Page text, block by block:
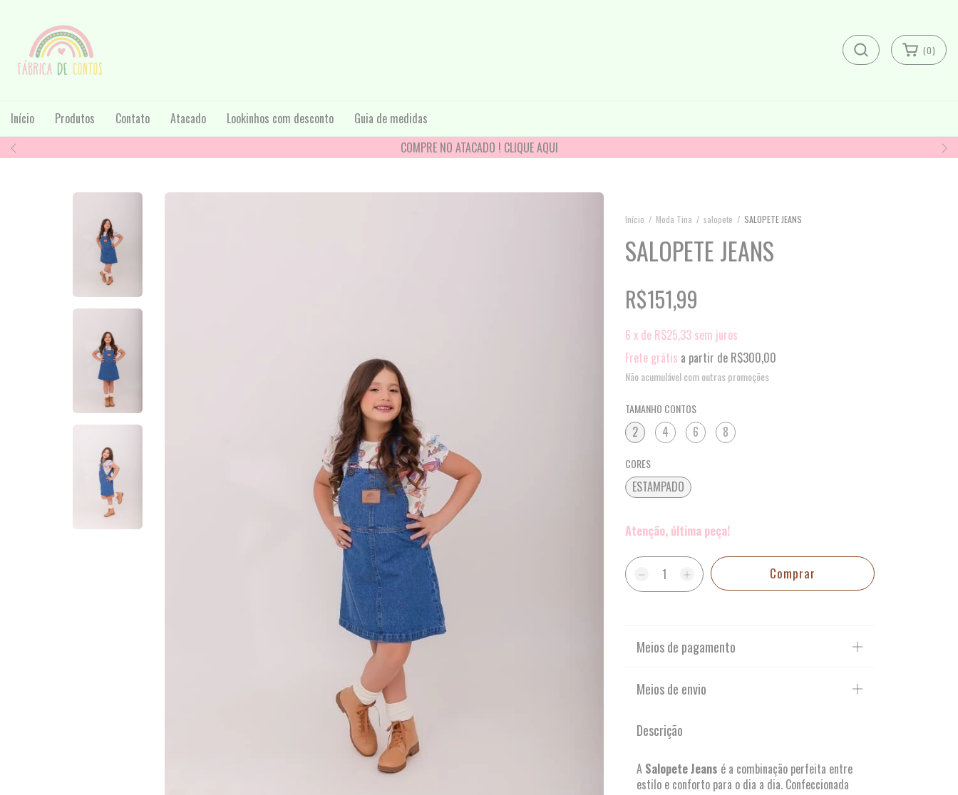
COMPRE NO ATACADO ! CLIQUE AQUI
(0)
Início Produtos Contato Atacado Lookinhos com desconto Guia de medidas
Início / Moda Tina / salopete / SALOPETE JEANS
SALOPETE JEANS
R$151,99
6 x de R$25,33 sem juros
Frete grátis a partir de R$300,00
Não acumulável com outras promoções
TAMANHO CONTOS
2 4 6 8
CORES
ESTAMPADO
Atenção, última peça!
Meios de pagamento
Meios de envio
Descrição
A Salopete Jeans é a combinação perfeita entre
estilo e conforto para o dia a dia. Confeccionada